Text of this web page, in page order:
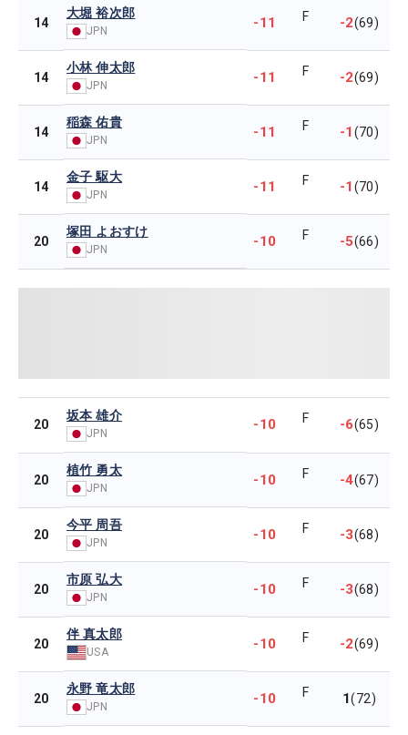
14
大堀 裕次郎
JPN -11 F -2(69)
14
小林 伸太郎
JPN -11 F -2(69)
14
稲森 佑貴
JPN -11 F -1(70)
14
金子 駆大
JPN -11 F -1(70)
20
塚田 よおすけ
JPN -10 F -5(66)
20
坂本 雄介
JPN
-10 F -6(65)
20
植竹 勇太
JPN -10 F -4(67)
20
今平 周吾
JPN -10 F -3(68)
20
市原 弘大
JPN -10 F -3(68)
20
伴 真太郎
USA -10 F -2(69)
20
永野 竜太郎
JPN -10 F 1(72)